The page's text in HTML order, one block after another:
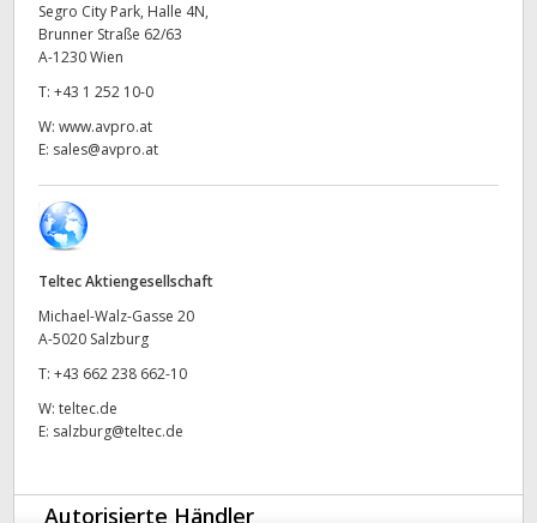
Hong Kong SAR, China
Italy
Mexico
Malaysia
Netherlands
New Zealand
Segro City Park, Halle 4N,
Brunner Straße 62/63
A-1230 Wien
T: +43 1 252 10-0
W: www.avpro.at
E: sales@avpro.at
Teltec Aktiengesellschaft
Michael-Walz-Gasse 20
A-5020 Salzburg
T: +43 662 238 662-10
W: teltec.de
E: salzburg@teltec.de
Autorisierte Händler